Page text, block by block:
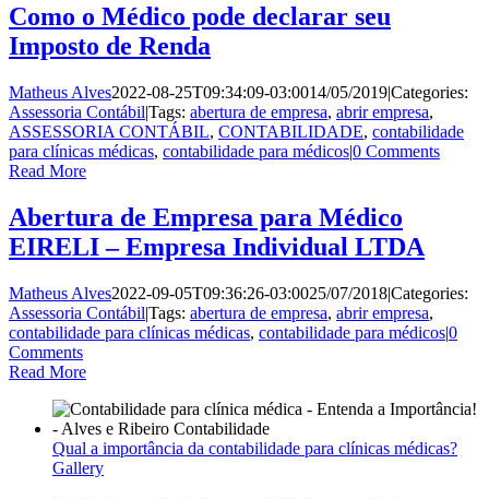
Como o Médico pode declarar seu
Imposto de Renda
Matheus Alves2022-08-25T09:34:09-03:0014/05/2019|Categories:
Assessoria Contábil|Tags: abertura de empresa, abrir empresa,
ASSESSORIA CONTÁBIL, CONTABILIDADE, contabilidade
para clínicas médicas, contabilidade para médicos|0 Comments
Read More
Abertura de Empresa para Médico
EIRELI – Empresa Individual LTDA
Matheus Alves2022-09-05T09:36:26-03:0025/07/2018|Categories:
Assessoria Contábil|Tags: abertura de empresa, abrir empresa,
contabilidade para clínicas médicas, contabilidade para médicos|0
Comments
Read More
Qual a importância da contabilidade para clínicas médicas?
Gallery